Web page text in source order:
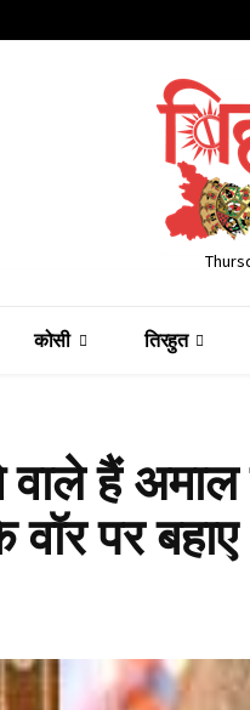
कोसी तिरहुत
हैं अमाल
वॉर पर